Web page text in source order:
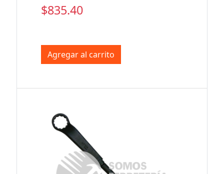
$835.40
Agregar al carrito